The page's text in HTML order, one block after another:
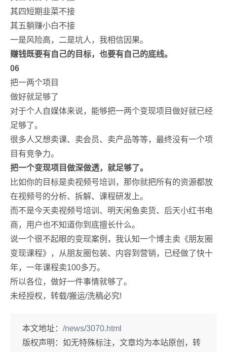
其四短期韭菜不接
其五躺赚小白不接
一是风险高，二是坑人，我相信因果。
赚钱既要有自己的目标，也要有自己的底线。
06
把一两个项目
做好就足够了
对于个人自媒体来说，能够把一两个变现项目做好就已经
足够了。
很多人又想卖课、卖会员、卖产品等等，最终没有一个项
目有竞争力。
把一个变现项目做深做透，就足够了。
比如你的目标是卖视频号培训，那你就把所有的资源都放
在视频号的分析、拆解、课程研发上。
而不是今天卖视频号培训、明天闲鱼卖货、后天小红书电
商，用户也不知道你到底擅长什么。
说一个很不起眼的变现案例，我认知一个博主卖《朋友圈
变现课程》，从朋友圈包装、内容到营销，已经做了快十
年，一年课程卖100多万。
所以各位，做好一件事情就够了。
未经授权，转载/搬运/洗稿必究!
本文地址： /news/3070.html
版权声明： 如无特殊标注，文章均为本站原创，转